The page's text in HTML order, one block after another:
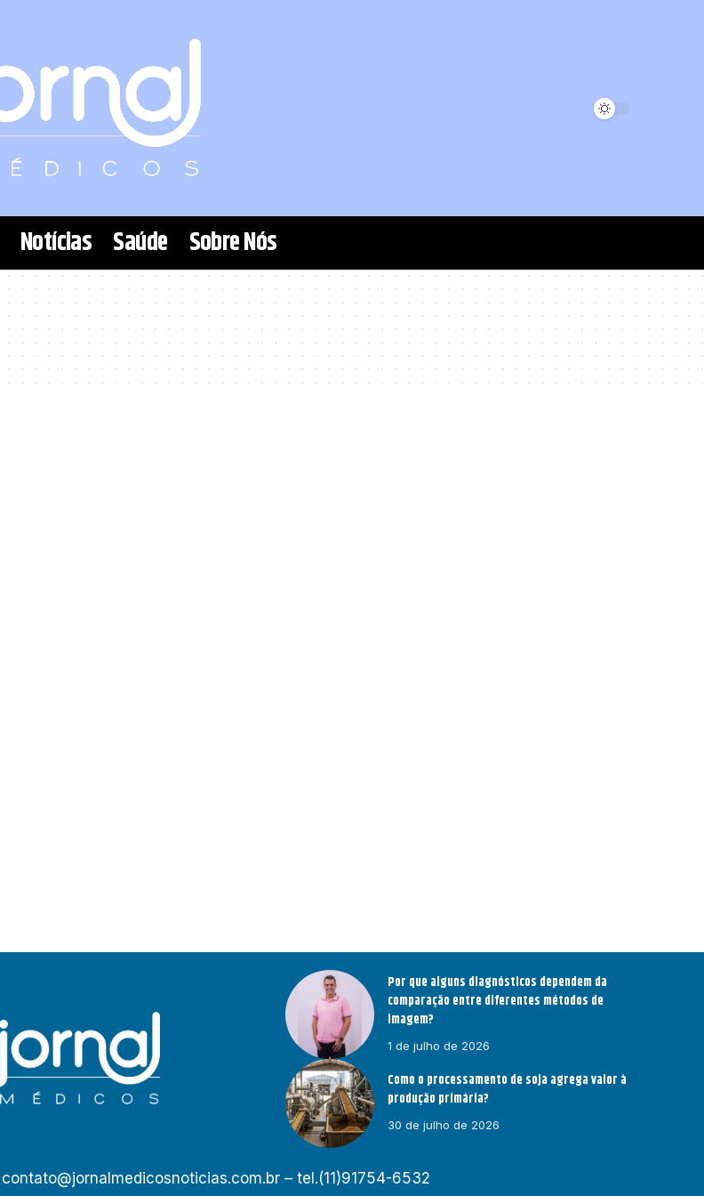
Notícias Saúde Sobre Nós
Por que alguns diagnósticos dependem da
comparação entre diferentes métodos de
imagem?
1 de julho de 2026
Como o processamento de soja agrega valor à
produção primária?
30 de julho de 2026
contato@jornalmedicosnoticias.com.br– tel.(11)91754-6532